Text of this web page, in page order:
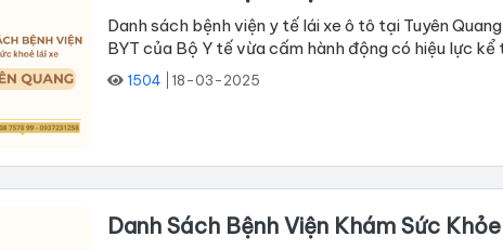
Danh sách bệnh viện y tế lái xe ô tô tại Tuyên
BYT của Bộ Y tế vừa cấm hành động có hiệu lực kể
1504 18-03-2025
Danh Sách Bệnh Viện Khám Sức